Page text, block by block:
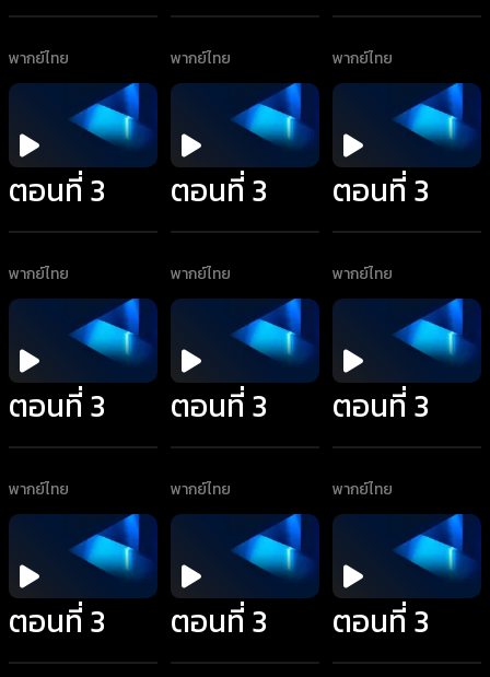
พากย์ไทย พากย์ไทย พากย์ไทย
ตอนที่ 3
พากย์ไทย
ตอนที่ 3
พากย์ไทย
ตอนที่ 3
พากย์ไทย
ตอนที่ 3
พากย์ไทย
ตอนที่ 3
พากย์ไทย
ตอนที่ 3
พากย์ไทย
ตอนที่ 3 ตอนที่ 3 ตอนที่ 3